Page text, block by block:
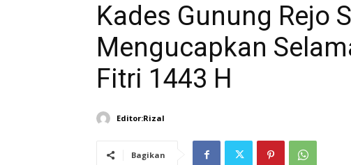
Kades Gunung Rejo
Mengucapkan
Fitri 1443 H
Editor:Rizal
Bagikan